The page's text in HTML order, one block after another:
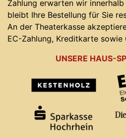
Zahlung erwarten wir
bleibt Ihre Bestellung für Sie
An der Theaterkasse
EC-Zahlung, Kreditkarte sowie
UNSERE HAUS-